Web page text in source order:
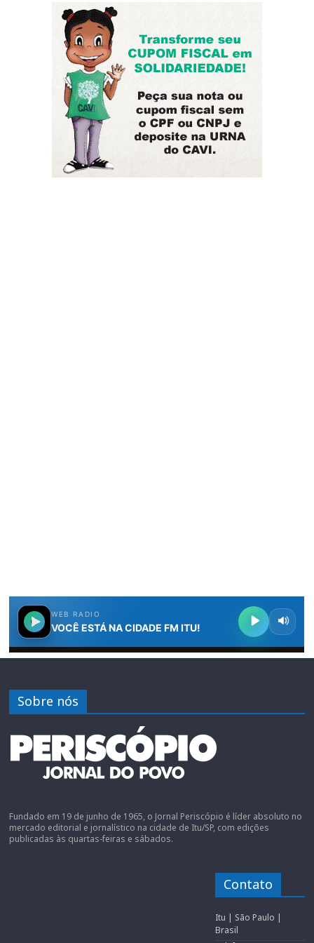
Sobre nós
Fundado em 19 de junho de 1965, o Jornal Periscópio é líder absoluto no
mercado editorial e jornalístico na cidade de Itu/SP, com edições
publicadas às quartas-feiras e sábados.
Contato
Itu | São Paulo |
Brasil